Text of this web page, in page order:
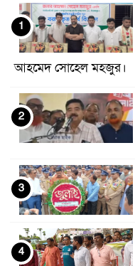
আহমেদ সোহেল মহজুর।
1
2
3
4